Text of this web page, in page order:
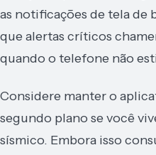
as notificações de tela de
que alertas críticos
quando o telefone não
Considere manter o
segundo plano se você
sísmico. Embora isso